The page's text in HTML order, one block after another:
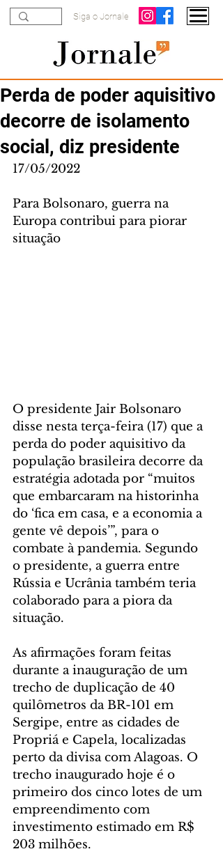
Siga o Jornale
Perda de poder aquisitivo
decorre de isolamento
social, diz presidente
17/05/2022
Para Bolsonaro, guerra na
Europa contribui para piorar
situação
O presidente Jair Bolsonaro
disse nesta terça-feira (17) que a
perda do poder aquisitivo da
população brasileira decorre da
estratégia adotada por “muitos
que embarcaram na historinha
do ‘fica em casa, e a economia a
gente vê depois’”, para o
combate à pandemia. Segundo
o presidente, a guerra entre
Rússia e Ucrânia também teria
colaborado para a piora da
situação.
As afirmações foram feitas
durante a inauguração de um
trecho de duplicação de 40
quilômetros da BR-101 em
Sergipe, entre as cidades de
Propriá e Capela, localizadas
perto da divisa com Alagoas. O
trecho inaugurado hoje é o
primeiro dos cinco lotes de um
empreendimento com
investimento estimado em R$
203 milhões.